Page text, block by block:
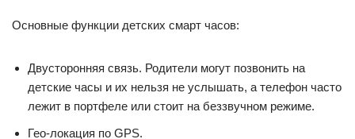
Основные функции детских смарт часов:
Двусторонняя связь. Родители могут позвонить на
детские часы и их нельзя не услышать, а телефон часто
лежит в портфеле или стоит на беззвучном режиме.
Гео-локация по GPS.